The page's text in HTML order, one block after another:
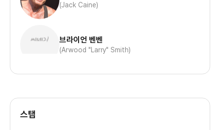
(Jack Caine)
브라이언 벤벤
(Arwood "Larry" Smith)
스탭